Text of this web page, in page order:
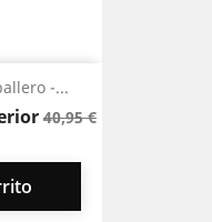
-...
Precio
40,95 €Precio